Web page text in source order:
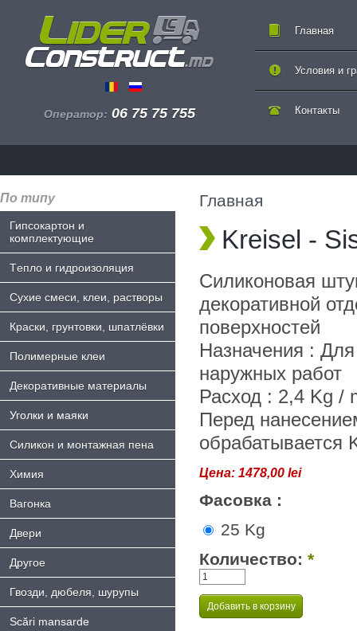
Оператор: 06 75 75 755
Главная
Контакты
Условия и
По типу
Гипсокартон и
комплектующие
Tепло и гидроизоляция
Сухие смеси, клеи, растворы
Краски, грунтовки, шпатлёвки
Полимерные клеи
Декоративные материалы
Уголки и маяки
Силикон и монтажная пена
Химия
Bагонка
Двери
Другое
Гвозди, дюбеля, шурупы
Scări mansarde
Главная
Kreisel -
Силиконовая
декоративной
поверхностей
Назначения :
наружных работ
Расход : 2,4 Kg /
Перед
обрабатывается
Цена: 1478,00 lei
Фасовка :
25 Kg
Количество: *